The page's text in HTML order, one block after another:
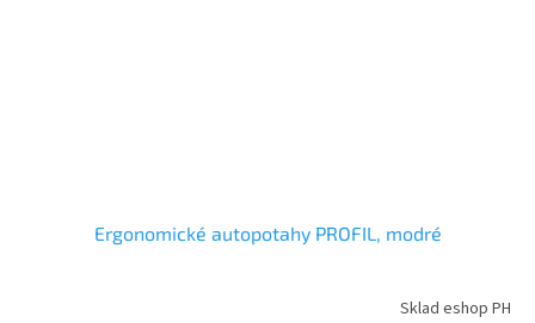
Ergonomické autopotahy PROFIL, modré
Sklad eshop PH